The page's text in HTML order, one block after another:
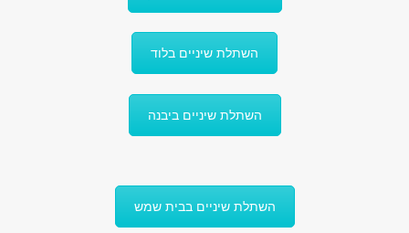
השתלת שיניים בלוד
השתלת שיניים ביבנה
השתלת שיניים בבית שמש